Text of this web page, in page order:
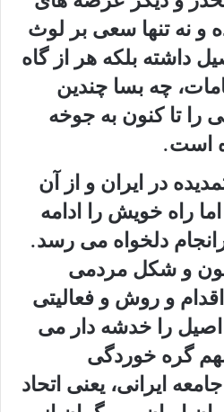
و نه تنها سعی بر لوث
داشته بلکه هر از گاه
چه بسا چندین
را تا کنون به جوخه
است.
در ایران و از آن
راه خویش را ادامه
دلخواه می رسد.
و شکل مردمی
و روش و فعالیتی
را خدشه دار می
بهم گره خوردگی
ایرانی، یعنی اتحاد